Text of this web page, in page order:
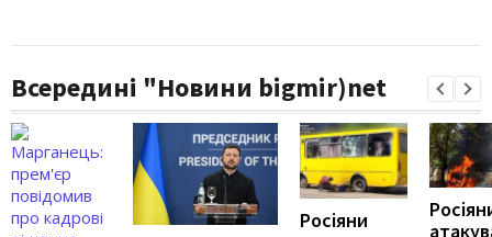
Всередині "Новини bigmir)net
Росіяни